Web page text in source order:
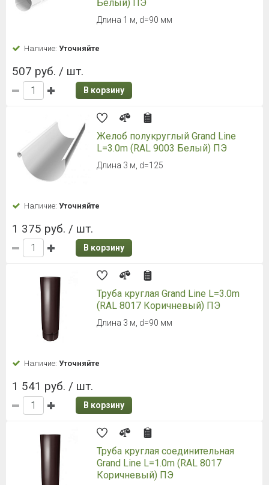
Белый) ПЭ
Длина 1 м, d=90 мм
Наличие: Уточняйте
507 руб. / шт.
В корзину
Желоб полукруглый Grand Line
L=3.0m (RAL 9003 Белый) ПЭ
Длина 3 м, d=125
Наличие: Уточняйте
1 375 руб. / шт.
В корзину
Труба круглая Grand Line L=3.0m
(RAL 8017 Коричневый) ПЭ
Длина 3 м, d=90 мм
Наличие: Уточняйте
1 541 руб. / шт.
В корзину
Труба круглая соединительная
Grand Line L=1.0m (RAL 8017
Коричневый) ПЭ